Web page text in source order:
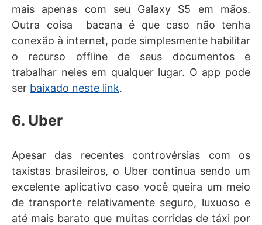
mais apenas com seu Galaxy S5 em mãos.
Outra coisa bacana é que caso não tenha
conexão à internet, pode simplesmente habilitar
o recurso offline de seus documentos e
trabalhar neles em qualquer lugar. O app pode
ser baixado neste link.
6. Uber
Apesar das recentes controvérsias com os
taxistas brasileiros, o Uber continua sendo um
excelente aplicativo caso você queira um meio
de transporte relativamente seguro, luxuoso e
até mais barato que muitas corridas de táxi por